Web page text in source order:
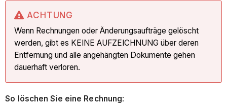
ACHTUNG
Wenn Rechnungen oder Änderungsaufträge gelöscht
werden, gibt es KEINE AUFZEICHNUNG über deren
Entfernung und alle angehängten Dokumente gehen
dauerhaft verloren.
So löschen Sie eine Rechnung: